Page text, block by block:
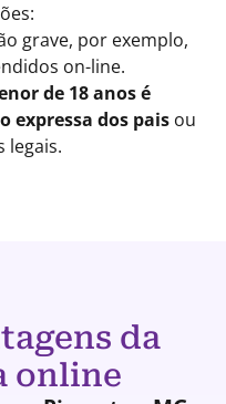
grave, por exemplo,
on-line.
de 18 anos é
expressa dos paisou
legais.
da
online